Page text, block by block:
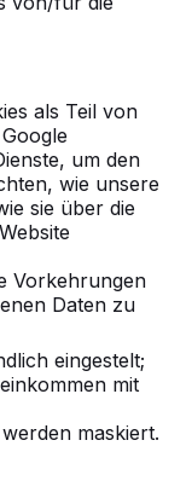
als Teil von
um den
wie unsere
sie über die
Vorkehrungen
Daten zu
eingestelt;
mit
maskiert.
Europa
wo Sie
finden.